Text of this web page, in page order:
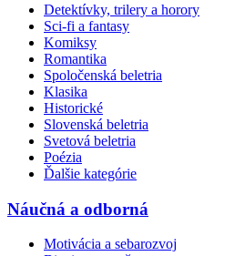
Detektívky, trilery a horory
Sci-fi a fantasy
Komiksy
Romantika
Spoločenská beletria
Klasika
Historické
Slovenská beletria
Svetová beletria
Poézia
Ďalšie kategórie
Náučná a odborná
Motivácia a sebarozvoj